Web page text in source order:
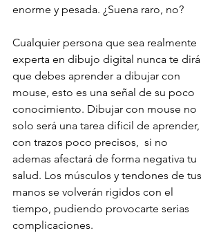
enorme y pesada. ¿Suena raro, no?
Cualquier persona que sea realmente
experta en dibujo digital nunca te dirá
que debes aprender a dibujar con
mouse, esto es una señal de su poco
conocimiento. Dibujar con mouse no
solo será una tarea dificil de aprender,
con trazos poco precisos,  si no
ademas afectará de forma negativa tu
salud. Los músculos y tendones de tus
manos se volverán rigidos con el
tiempo, pudiendo provocarte serias
complicaciones.